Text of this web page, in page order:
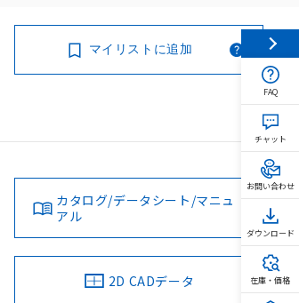
マイリストに追加
カタログ/データシート/マニュ
アル
2D CADデータ
FAQ
チャット
お問い合わせ
ダウンロード
在庫・価格